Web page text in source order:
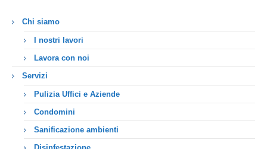
Chi siamo
I nostri lavori
Lavora con noi
Servizi
Pulizia Uffici e Aziende
Condomini
Sanificazione ambienti